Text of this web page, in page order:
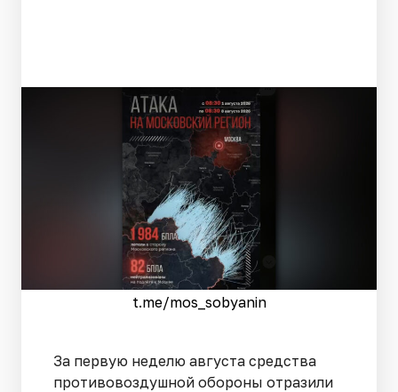
t.me/mos_sobyanin
За первую неделю августа средства
противовоздушной обороны отразили